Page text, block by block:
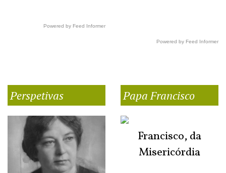
Powered by Feed Informer
Powered by Feed Informer
Perspetivas Papa Francisco
Francisco, da
Misericórdia